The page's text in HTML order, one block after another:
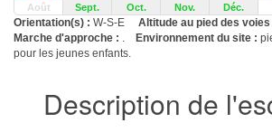
Août
Sept. Oct. Nov. Déc.
Orientation(s) : W-S-E Altitude au pied des voies
Marche d'approche : . Environnement du site :
pour les jeunes enfants.
Description de